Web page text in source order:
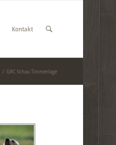
Kontakt
/ GRC Schau Timmerlage